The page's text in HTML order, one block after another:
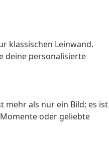
klassischen Leinwand.
deine personalisierte
mehr als nur ein Bild; es ist
oder geliebte